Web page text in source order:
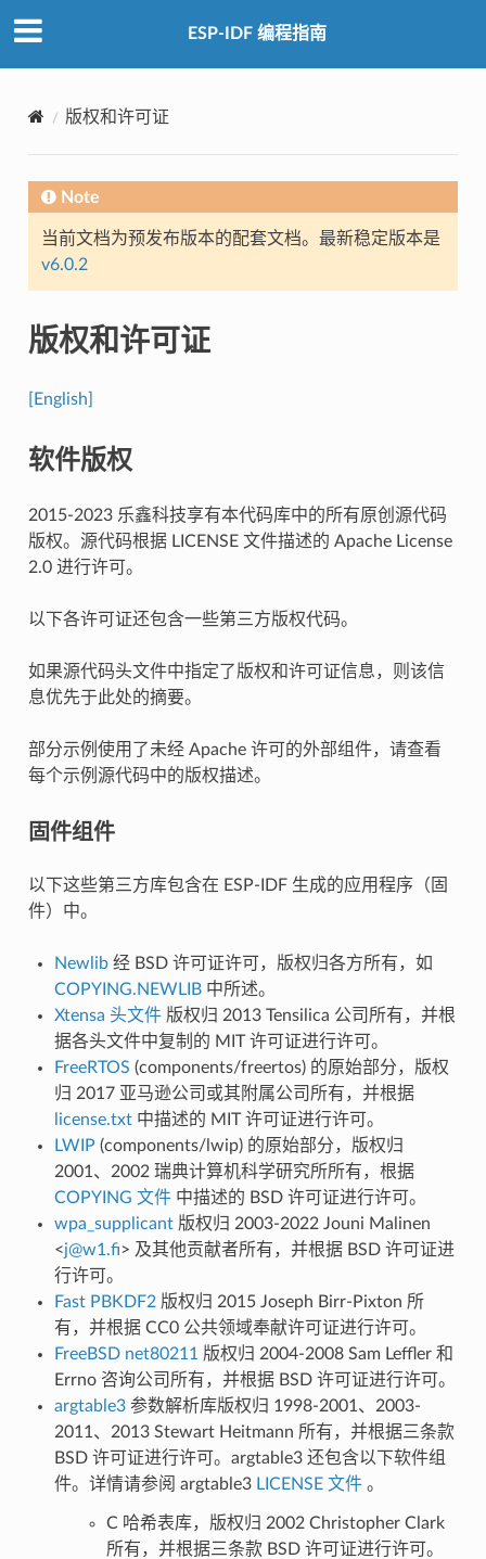
ESP-IDF 编程指南
版权和许可证
Note
当前文档为预发布版本的配套文档。最新稳定版本是
v6.0.2
版权和许可证
[English]
软件版权
2015-2023 乐鑫科技享有本代码库中的所有原创源代码
版权。源代码根据 LICENSE 文件描述的 Apache License
2.0 进行许可。
以下各许可证还包含一些第三方版权代码。
如果源代码头文件中指定了版权和许可证信息，则该信
息优先于此处的摘要。
部分示例使用了未经 Apache 许可的外部组件，请查看
每个示例源代码中的版权描述。
固件组件
以下这些第三方库包含在 ESP-IDF 生成的应用程序（固
件）中。
Newlib 经 BSD 许可证许可，版权归各方所有，如
COPYING.NEWLIB 中所述。
Xtensa 头文件 版权归 2013 Tensilica 公司所有，并根
据各头文件中复制的 MIT 许可证进行许可。
FreeRTOS (components/freertos) 的原始部分，版权
归 2017 亚马逊公司或其附属公司所有，并根据
license.txt 中描述的 MIT 许可证进行许可。
LWIP (components/lwip) 的原始部分，版权归
2001、2002 瑞典计算机科学研究所所有，根据
COPYING 文件 中描述的 BSD 许可证进行许可。
wpa_supplicant版权归 2003-2022 Jouni Malinen
<j@w1 .fi> 及其他贡献者所有，并根据 BSD 许可证进
行许可。
Fast PBKDF2 版权归 2015 Joseph Birr-Pixton 所
有，并根据 CC0 公共领域奉献许可证进行许可。
FreeBSD net80211 版权归 2004-2008 Sam Leffler 和
Errno 咨询公司所有，并根据 BSD 许可证进行许可。
argtable3参数解析库版权归 1998-2001、2003-
2011、2013 Stewart Heitmann 所有，并根据三条款
BSD 许可证进行许可。argtable3 还包含以下软件组
件。详情请参阅 argtable3 LICENSE 文件 。
C 哈希表库，版权归 2002 Christopher Clark
所有，并根据三条款 BSD 许可证进行许可。